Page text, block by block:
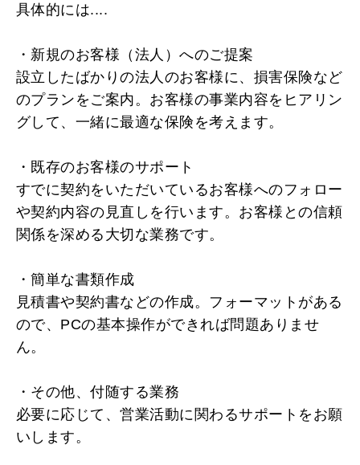
具体的には....
・新規のお客様（法人）へのご提案
設立したばかりの法人のお客様に、損害保険など
のプランをご案内。お客様の事業内容をヒアリン
グして、一緒に最適な保険を考えます。
・既存のお客様のサポート
すでに契約をいただいているお客様へのフォロー
や契約内容の見直しを行います。お客様との信頼
関係を深める大切な業務です。
・簡単な書類作成
見積書や契約書などの作成。フォーマットがある
ので、PCの基本操作ができれば問題ありませ
ん。
・その他、付随する業務
必要に応じて、営業活動に関わるサポートをお願
いします。